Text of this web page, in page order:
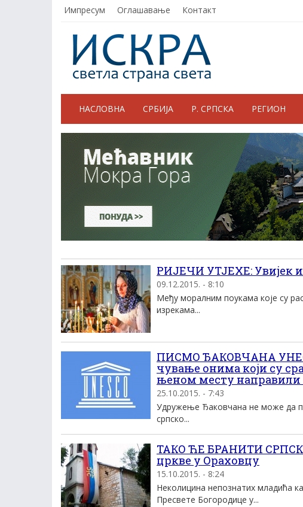
Импресум Оглашавање Контакт
НАСЛОВНА СРБИЈА Р. СРПСКА РЕГИОН
РИЈЕЧИ УТЈЕХЕ: Увијек
09.12.2015. - 8:10
Међу моралним поукама које су
изрекама...
ПИСМО ЂАКОВЧАНА
чување онима који су
њеном месту направили
25.10.2015. - 7:43
Удружење Ђаковчана не може да
српско...
ТАКО ЋЕ БРАНИТИ
цркве у Ораховцу
15.10.2015. - 8:24
Неколицина непознатих младића
Пресвете Богородице у...